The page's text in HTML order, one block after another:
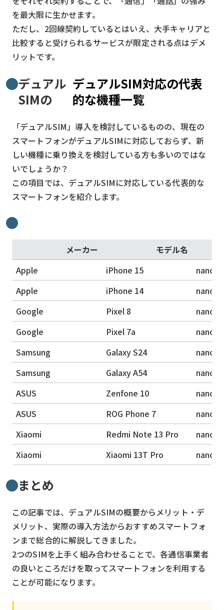
を最大限に生かせます。
ただし、2回線契約しているとはいえ、大手キャリアと
比較すると受けられるサービスが限定される点はデメ
リットです。
デュアル
SIMの
デュアルSIM対応の代表
的な機種一覧
「デュアルSIM」導入を検討しているものの、現在の
スマートフォンがデュアルSIMに対応しておらず、新
しい機種に乗り換えを検討している方も多いのではな
いでしょうか？
この項目では、デュアルSIMに対応している代表的な
スマートフォンを紹介します。
メーカー
モデル名
Apple
iPhone 15
Apple
iPhone 14
Google
Pixel 8
Google
Pixel 7a
Samsung
Galaxy S24
Samsung
Galaxy A54
ASUS
Zenfone 10
ASUS
ROG Phone 7
Xiaomi
Redmi Note 13 Pro
Xiaomi
Xiaomi 13T Pro
まとめ
この記事では、デュアルSIMの概要からメリット・デ
メリット、実際の導入方法からおすすめスマートフォ
ンまで総合的に解説してきました。
2つのSIMを上手く組み合わせることで、各通信事業者
の良いところだけを取ってスマートフォンを利用する
ことが可能になります。